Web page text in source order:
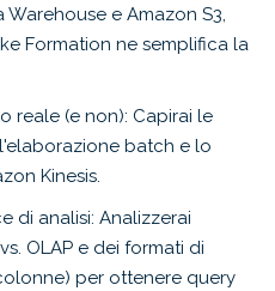
Warehouse e Amazon S3,
Formation ne semplifica la
reale (e non): Capirai le
batch e lo
Kinesis.
di analisi: Analizzerai
OLAP e dei formati di
per ottenere query